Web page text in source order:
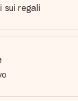
sui regali